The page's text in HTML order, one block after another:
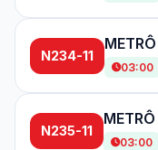
N234-11
03:00
N235-11
03:00